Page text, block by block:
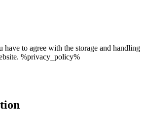
have to agree with the storage and handling
%privacy_policy%